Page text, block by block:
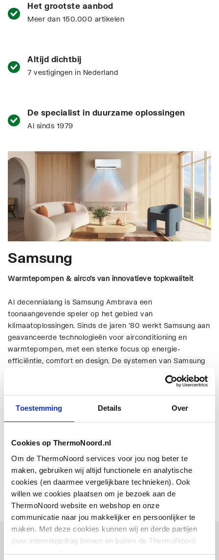
Toestemming Details Over
Cookies op ThermoNoord.nl
Om de ThermoNoord services voor jou nog beter te
maken, gebruiken wij altijd functionele en analytische
cookies (en daarmee vergelijkbare technieken). Ook
willen we cookies plaatsen om je bezoek aan de
ThermoNoord website en webshop en onze
communicatie naar jou makkelijker en persoonlijker te
maken. Met deze cookies kunnen wij en derde partijen
jouw internetgedrag binnen en buiten de ThermoNoord
website en webshop volgen en verzamelen. Hiermee
Het grootste aanbod
Meer dan 150.000 artikelen
Altijd dichtbij
7 vestigingen in Nederland
De specialist in duurzame oplossingen
Al sinds 1979
Samsung
Warmtepompen & airco’s van innovatieve topkwaliteit
Al decennialang is Samsung Ambrava een
toonaangevende speler op het gebied van
klimaatoplossingen. Sinds de jaren ’80 werkt Samsung aan
geavanceerde technologieën voor airconditioning en
warmtepompen, met een sterke focus op energie-
efficiëntie, comfort en design. De systemen van Samsung
prestaties, waardoor je het hele jaar door kunt genieten
van een aangenaam binnenklimaat.
bediening en hoge energie-efficiëntie bespaar je eenvoudig
op je energiekosten, terwijl je bijdraagt aan een
duurzamere toekomst.
Meer over Samsung
Klimaatbeheersing en
ventilatie